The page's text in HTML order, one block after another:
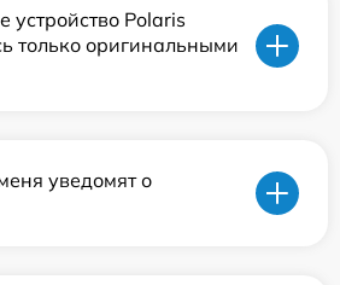
устройство Polaris
только оригинальными
уведомят о